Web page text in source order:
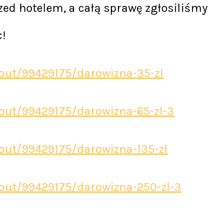
hotelem, a całą sprawę
99429175/darowizna-35-zl
99429175/darowizna-65-zl-3
99429175/darowizna-135-zl
99429175/darowizna-250-zl-3